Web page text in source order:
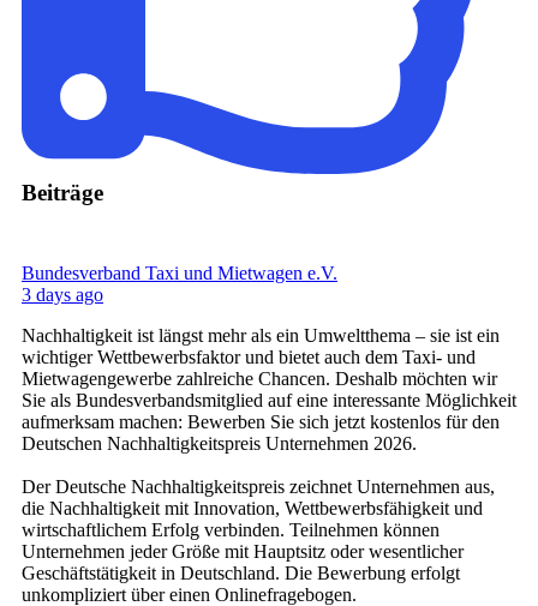
Beiträge
Bundesverband Taxi und Mietwagen e.V.
3 days ago
Nachhaltigkeit ist längst mehr als ein Umweltthema – sie ist ein
wichtiger Wettbewerbsfaktor und bietet auch dem Taxi- und
Mietwagengewerbe zahlreiche Chancen. Deshalb möchten wir
Sie als Bundesverbandsmitglied auf eine interessante Möglichkeit
aufmerksam machen: Bewerben Sie sich jetzt kostenlos für den
Deutschen Nachhaltigkeitspreis Unternehmen 2026.
Der Deutsche Nachhaltigkeitspreis zeichnet Unternehmen aus,
die Nachhaltigkeit mit Innovation, Wettbewerbsfähigkeit und
wirtschaftlichem Erfolg verbinden. Teilnehmen können
Unternehmen jeder Größe mit Hauptsitz oder wesentlicher
Geschäftstätigkeit in Deutschland. Die Bewerbung erfolgt
unkompliziert über einen Onlinefragebogen.